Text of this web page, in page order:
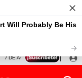
7 DE AGOSTO OLLANTA